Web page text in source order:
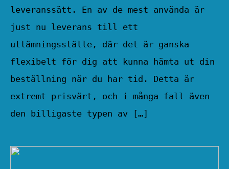
leveranssätt. En av de mest använda är
just nu leverans till ett
utlämningsställe, där det är ganska
flexibelt för dig att kunna hämta ut din
beställning när du har tid. Detta är
extremt prisvärt, och i många fall även
den billigaste typen av […]